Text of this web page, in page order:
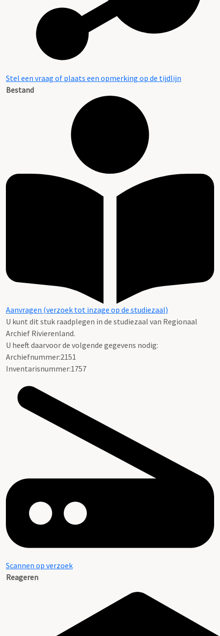
Stel een vraag of plaats een opmerking op de tijdlijn
Bestand
Aanvragen (verzoek tot inzage op de studiezaal)
U kunt dit stuk raadplegen in de studiezaal van Regionaal
Archief Rivierenland.
U heeft daarvoor de volgende gegevens nodig:
Archiefnummer:2151
Inventarisnummer:1757
Scannen op verzoek
Reageren